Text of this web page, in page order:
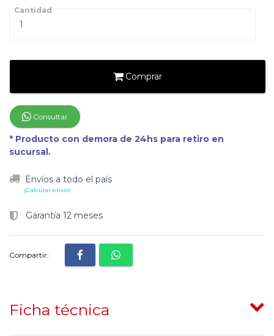
Cantidad
Comprar
Consultar
* Producto con demora de 24hs para retiro en
sucursal.
Envíos a todo el país
¡Calcular envío!
Garantía 12 meses
Compartir:
Ficha técnica